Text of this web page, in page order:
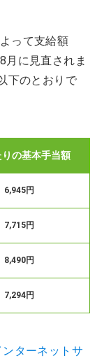
って支給額
月に見直されま
下のとおりで
りの基本手当額
6,945円
7,715円
8,490円
7,294円
ターネットサ